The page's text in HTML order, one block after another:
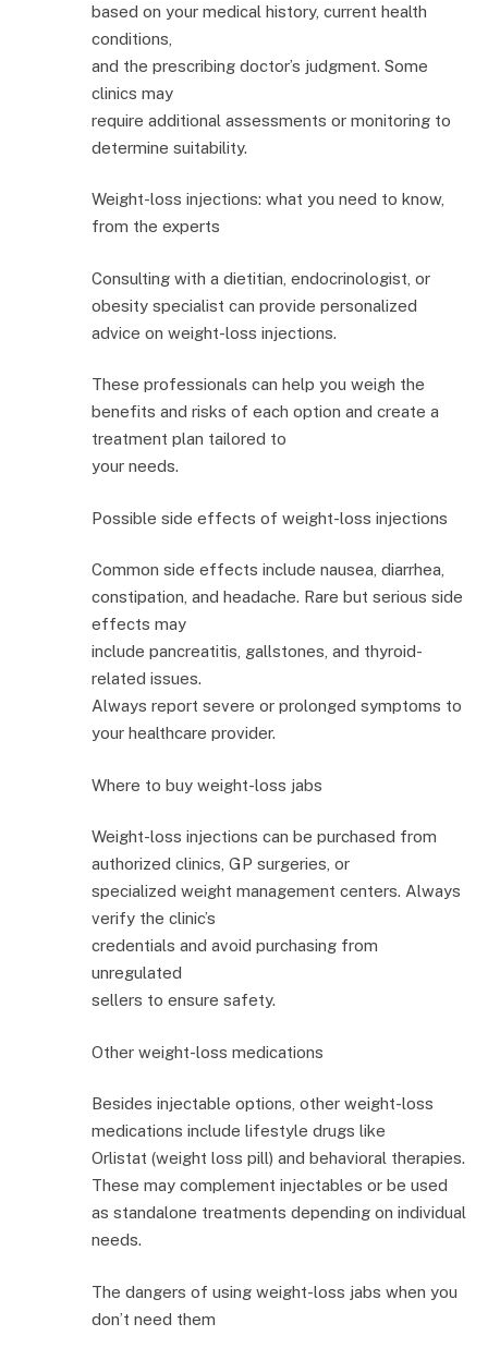
based on your medical history, current health
conditions,
and the prescribing doctor’s judgment. Some
clinics may
require additional assessments or monitoring to
determine suitability.
Weight-loss injections: what you need to know,
from the experts
Consulting with a dietitian, endocrinologist, or
obesity specialist can provide personalized
advice on weight-loss injections.
These professionals can help you weigh the
benefits and risks of each option and create a
treatment plan tailored to
your needs.
Possible side effects of weight-loss injections
Common side effects include nausea, diarrhea,
constipation, and headache. Rare but serious side
effects may
include pancreatitis, gallstones, and thyroid-
related issues.
Always report severe or prolonged symptoms to
your healthcare provider.
Where to buy weight-loss jabs
Weight-loss injections can be purchased from
authorized clinics, GP surgeries, or
specialized weight management centers. Always
verify the clinic’s
credentials and avoid purchasing from
unregulated
sellers to ensure safety.
Other weight-loss medications
Besides injectable options, other weight-loss
medications include lifestyle drugs like
Orlistat (weight loss pill) and behavioral therapies.
These may complement injectables or be used
as standalone treatments depending on individual
needs.
The dangers of using weight-loss jabs when you
don’t need them